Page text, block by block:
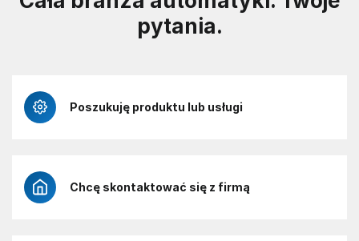
pytania.
Poszukuję produktu lub usługi
Chcę skontaktować się z firmą